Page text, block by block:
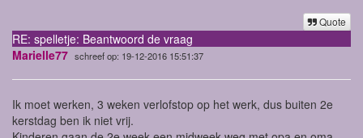
Quote
RE: spelletje: Beantwoord de vraag
Marielle77 schreef op: 19-12-2016 15:51:37
Ik moet werken, 3 weken verlofstop op het werk, dus buiten 2e
kerstdag ben ik niet vrij.